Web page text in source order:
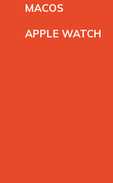
MACOS
APPLE WATCH